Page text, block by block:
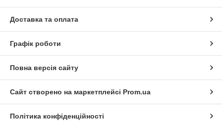
Доставка та оплата
Графік роботи
Повна версія сайту
Сайт створено на маркетплейсі Prom.ua
Політика конфіденційності